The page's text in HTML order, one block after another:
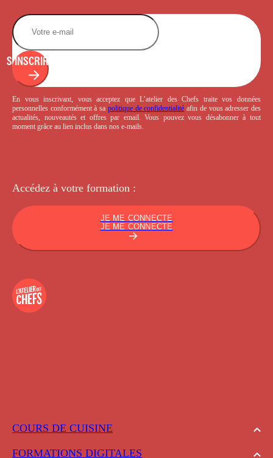
COURS DE CUISINE
FORMATIONS DIGITALES
S'INSCRIRE
En vous inscrivant, vous acceptez que L’atelier des Chefs traite vos données
personnelles conformément à sa politique de confidentialité afin de vous adresser des
actualités, nouveautés et offres par email. Vous pouvez vous désabonner à tout
moment grâce au lien inclus dans nos e-mails.
Accédez à votre formation :
JE ME CONNECTE
JE ME CONNECTE